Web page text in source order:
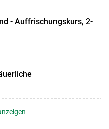
- Auffrischungskurs, 2-